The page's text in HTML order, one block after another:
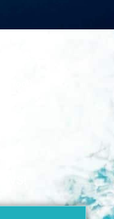
too!)